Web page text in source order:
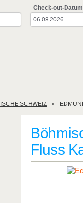
Check-out-Datum
SCHWEIZ
Fluss